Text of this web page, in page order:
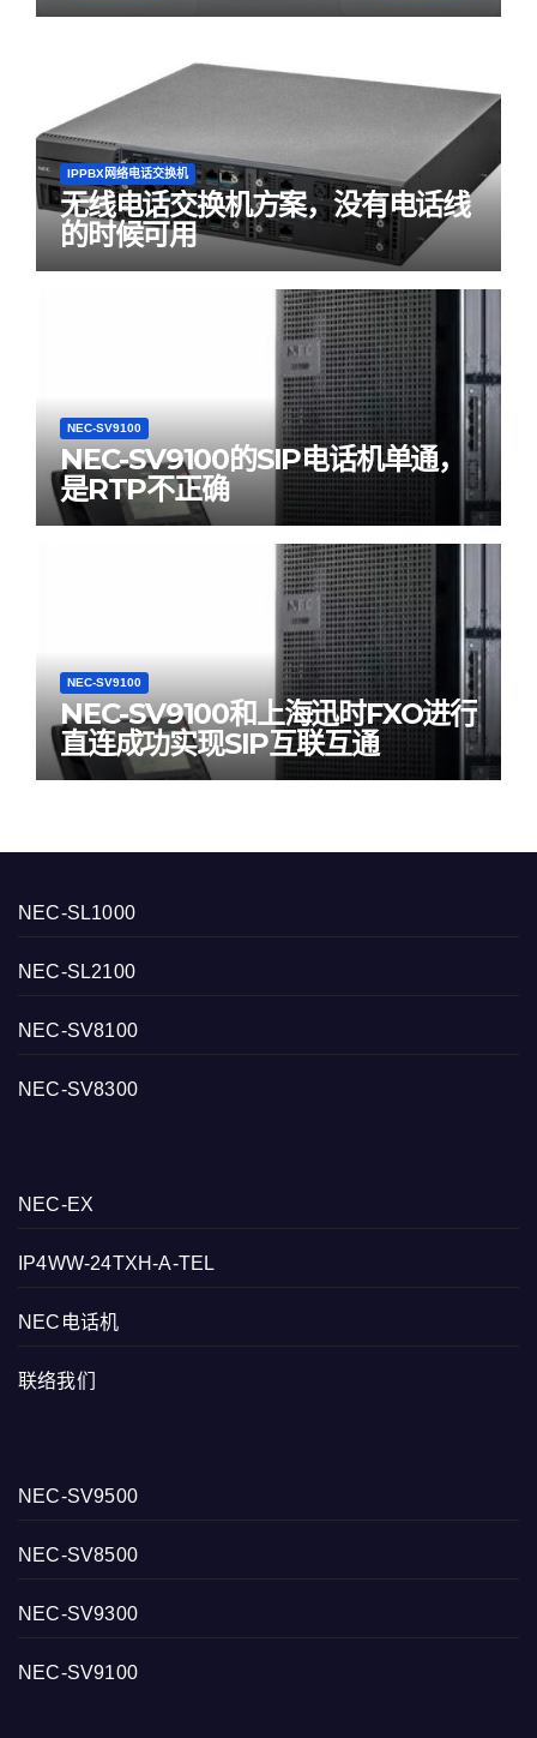
IPPBX网络电话交换机
无线电话交换机方案，没有电话线
的时候可用
NEC-SV9100
NEC-SV9100的SIP电话机单通，
是RTP不正确
NEC-SV9100
NEC-SV9100和上海迅时FXO进行
直连成功实现SIP互联互通
NEC-SL1000
NEC-SL2100
NEC-SV8100
NEC-SV8300
NEC-EX
IP4WW-24TXH-A-TEL
NEC电话机
联络我们
NEC-SV9500
NEC-SV8500
NEC-SV9300
NEC-SV9100